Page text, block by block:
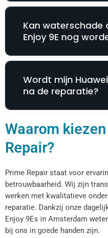
Kan waterschade
Enjoy 9E nog
Wordt mijn
na de reparatie?
Waarom
Repair?
Prime Repair staat voor
betrouwbaarheid. Wij zijn
werken met kwalitatieve
reparatie. Dankzij onze
Enjoy 9Es in Amsterdam
bij ons in goede handen zijn.